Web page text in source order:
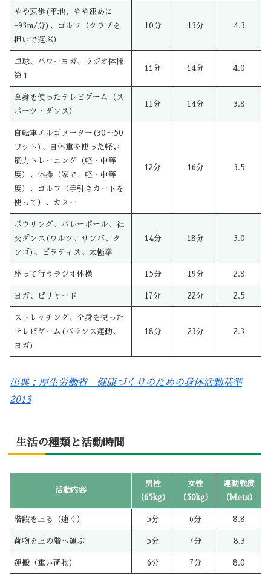
やや速歩(平地、やや速めに
=93m/分)、ゴルフ（クラブを
担いで運ぶ）
10分 13分 4.3
卓球、パワーヨガ、ラジオ体操
第１
11分 14分 4.0
全身を使ったテレビゲーム（ス
ポーツ・ダンス）
11分 14分 3.8
自転車エルゴメーター(30～50
ワット)、自体重を使った軽い
筋力トレーニング（軽・中等
度）、体操（家で、軽・中等
度）、ゴルフ（手引きカートを
使って）、カヌー
12分 16分 3.5
ボウリング、バレーボール、社
交ダンス(ワルツ、サンバ、タ
ンゴ)、ピラティス、太極拳
14分 18分 3.0
座って行うラジオ体操 15分 19分 2.8
ヨガ、ビリヤード 17分 22分 2.5
ストレッチング、全身を使った
テレビゲーム(バランス運動、
ヨガ)
18分 23分 2.3
出典：厚生労働省 健康づくりのための身体活動基準
2013
生活の種類と活動時間
活動内容
男性
（65kg）
女性
（50kg）
運動強度
（Mets）
階段を上る（速く） 5分 6分 8.8
荷物を上の階へ運ぶ 5分 7分 8.3
運搬（重い荷物） 6分 7分 8.0